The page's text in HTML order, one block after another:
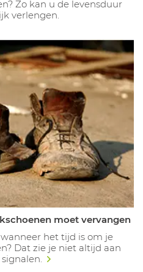
Zo kan u de levensduur
verlengen.
moet vervangen
het tijd is om je
Dat zie je niet altijd aan